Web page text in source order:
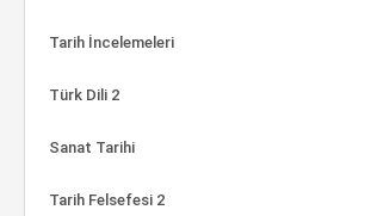
Tarih İncelemeleri
Türk Dili 2
Sanat Tarihi
Tarih Felsefesi 2